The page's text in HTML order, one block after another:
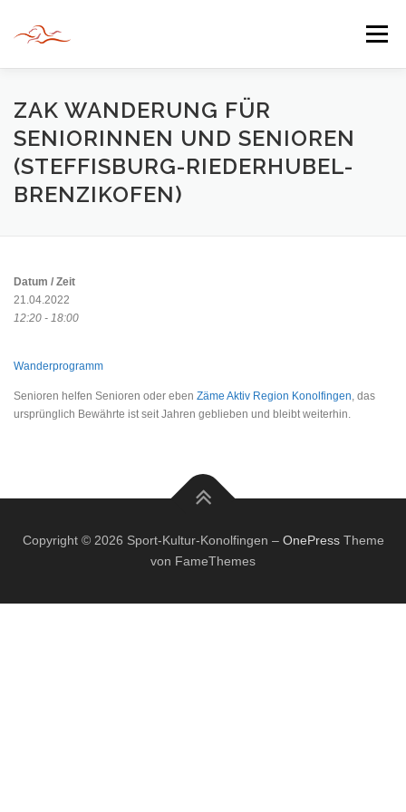
springen
Menü
HERZLICH WILLKOMMEN
JAHR DER BEGEGNUNG 2022 TIPPS & TRICKS
ZAK WANDERUNG FÜR
SENIORINNEN UND SENIOREN
(STEFFISBURG-RIEDERHUBEL-
BRENZIKOFEN)
Datum / Zeit
21.04.2022
12:20 - 18:00
Wanderprogramm
Senioren helfen Senioren oder eben Zäme Aktiv Region Konolfingen, das
ursprünglich Bewährte ist seit Jahren geblieben und bleibt weiterhin.
Copyright © 2026 Sport-Kultur-Konolfingen – OnePressTheme
von FameThemes